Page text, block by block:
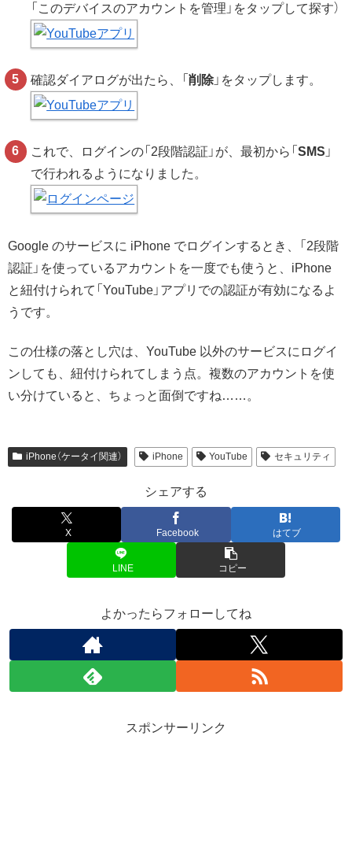
「このデバイスのアカウントを管理」をタップして探す）
確認ダイアログが出たら、「削除」をタップします。
これで、ログインの「2段階認証」が、最初から「SMS 」
で行われるようになりました。
Google のサービスに iPhone でログインするとき、「2段階
認証」を使っているアカウントを一度でも使うと、iPhone
と紐付けられて「YouTube」アプリでの認証が有効になるよ
うです。
この仕様の落とし穴は、YouTube 以外のサービスにログイ
ンしても、紐付けられてしまう点。複数のアカウントを使
い分けていると、ちょっと面倒ですね……。
iPhone（ケータイ関連） iPhone YouTube セキュリティ
シェアする
X Facebook はてブ
LINE コピー
よかったらフォローしてね
スポンサーリンク